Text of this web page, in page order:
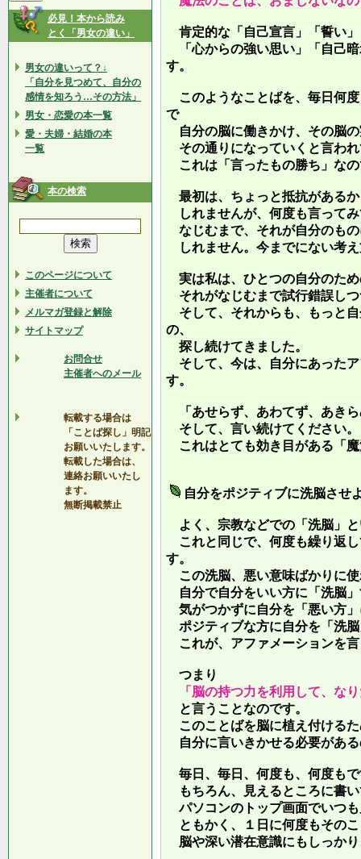
必見！本から読み
とく「男女の違い」
男女の違いって？↓
「自分を見つめて、自分の
感情を知ろう…その方法」
男女・恋愛の本一覧
愛・夫婦・結婚の本
一覧
本の検索
このページについて
主催者について
メルマガ登録と解除
サイトマップ
お問合せ
主催者へのメール
転載する場合は
「ことば探し」明記
お願いいたします。
転載した場合は、
連絡お願いいたし
ます。
無断掲載禁止
肯定的な「自己宣言」「誓い
「心からの強い思い」「自己
す。
このようなことばを、毎日何
で
自分の脳に働きかけ、その脳
その通りになっていくと言わ
これは「言ったもの勝ち」な
最初は、ちょっと抵抗がある
しれませんが、何度も言って
なじむまで、それが自分のも
しれません。今までにない考
実は私は、ひとつの自分のた
それがなじむまで試行錯誤し
そして、それからも、もっと
の、
探し続けてきました。
そして、今は、自分にあった
す。
「あせらず、あわてず、あき
そして、言い続けてください。
これはとても効き目がある「
自分をポジティブに洗脳させ
よく、宗教などでの「洗脳」
これと同じで、何度も繰り返
す。
この洗脳、悪い意味ばかりに
自分で自分をいい方に「洗脳
気がつかずに自分を「悪い方
ポジティブな方に自分を「洗
これが、アファメーションを
つまり
「脳の持つ力を利用して、な
と言うことなのです。
このことばを脳に植え付ける
自分に言いきかせる必要があ
毎日、毎日、何度も、何度も
もちろん、見えるところに書
パソコンのトップ画面でいつ
ともかく、１日に何度もその
脳や深い潜在意識にもしっか